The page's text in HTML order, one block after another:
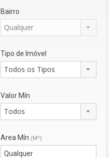
Bairro
Qualquer
Tipo de Imóvel
Todos os Tipos
Valor Mín
Todos
Area Mín (M²)